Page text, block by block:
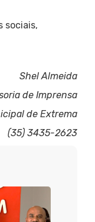
sociais,
Shel Almeida
de Imprensa
de Extrema
(35) 3435-2623